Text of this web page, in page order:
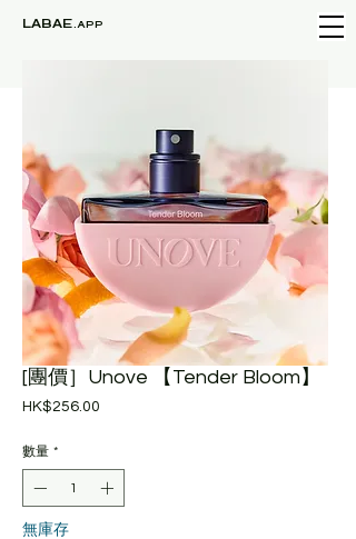
LABAE.APP
[團價］Unove 【Tender Bloom】
HK$256.00
數量 *
無庫存